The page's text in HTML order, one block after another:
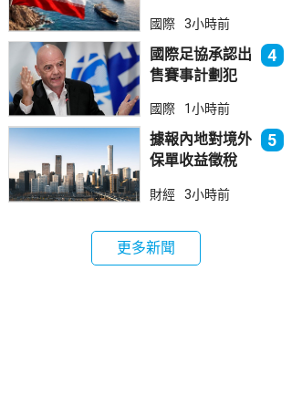
部分途經伊朗領
海
國際 3小時前
國際足協承認出
售賽事計劃犯
持恩芬天奴
4
國際 1小時前
據報內地對境外
保單收益徵稅
倫敦股價急跌
5
財經 3小時前
更多新聞